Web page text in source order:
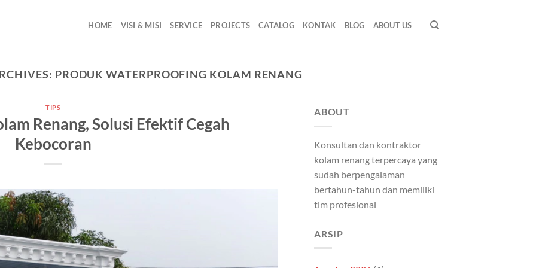
HOME VISI & MISI SERVICE PROJECTS CATALOG KONTAK BLOG ABOUT US
PRODUK WATERPROOFING KOLAM RENANG
TIPS
Renang, Solusi Efektif Cegah
Kebocoran
ABOUT
Konsultan dan kontraktor
kolam renang terpercaya yang
sudah berpengalaman
bertahun-tahun dan memiliki
tim profesional
ARSIP